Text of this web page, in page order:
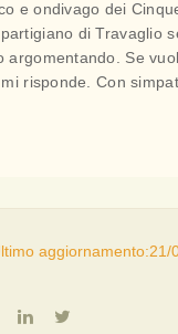
e ondivago dei
di Travaglio
argomentando. Se
risponde. Con
aggiornamento:21/